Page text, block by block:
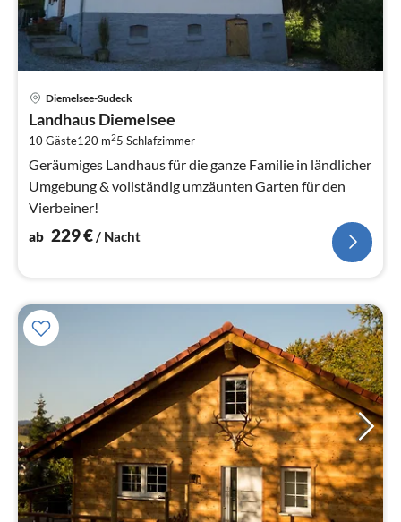
Diemelsee-Sudeck
Landhaus Diemelsee
10 Gäste120 m25 Schlafzimmer
Geräumiges Landhaus für die ganze Familie in ländlicher
Umgebung & vollständig umzäunten Garten für den
Vierbeiner!
ab 229€/ Nacht